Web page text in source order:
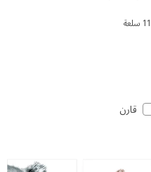
النتائج وتصفيتها
النتائجقارن